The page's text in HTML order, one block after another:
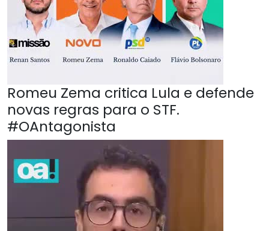
Romeu Zema critica Lula e defende
novas regras para o STF.
#OAntagonista